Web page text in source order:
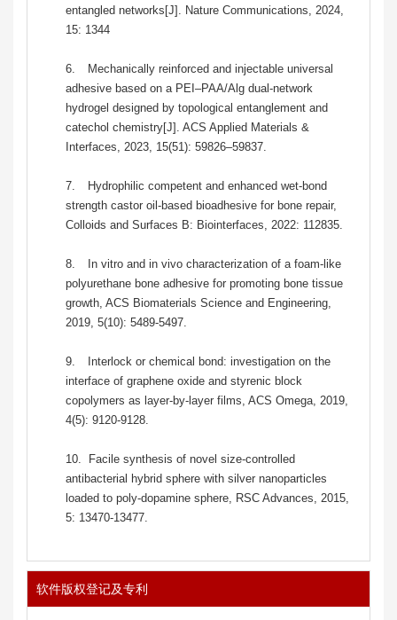
entangled networks[J]. Nature Communications, 2024,
15: 1344
6.
Mechanically reinforced and injectable universal
adhesive based on a PEI–PAA/Alg dual-network
hydrogel designed by topological entanglement and
catechol chemistry[J]. ACS Applied Materials &
Interfaces, 2023, 15(51): 59826–59837.
7.
Hydrophilic competent and enhanced wet-bond
strength castor oil-based bioadhesive for bone repair,
Colloids and Surfaces B: Biointerfaces, 2022: 112835.
8.
In vitro and in vivo characterization of a foam-like
polyurethane bone adhesive for promoting bone tissue
growth, ACS Biomaterials Science and Engineering,
2019, 5(10): 5489-5497.
9.
Interlock or chemical bond: investigation on the
interface of graphene oxide and styrenic block
copolymers as layer-by-layer films, ACS Omega, 2019,
4(5): 9120-9128.
10.
Facile synthesis of novel size-controlled
antibacterial hybrid sphere with silver nanoparticles
loaded to poly-dopamine sphere, RSC Advances, 2015,
5: 13470-13477.
软件版权登记及专利